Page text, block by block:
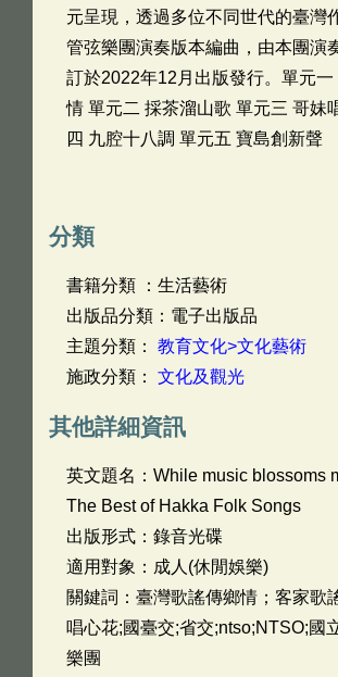
元呈現，透過多位不同世代的臺灣
管弦樂團演奏版本編曲，由本團演
訂於2022年12月出版發行。單元一
情 單元二 採茶溜山歌 單元三 哥妹
四 九腔十八調 單元五 寶島創新聲
分類
書籍分類 ：生活藝術
出版品分類：電子出版品
主題分類： 教育文化>文化藝術
施政分類： 文化及觀光
其他詳細資訊
英文題名： While music blossoms
The Best of Hakka Folk Songs
出版形式：錄音光碟
適用對象：成人(休閒娛樂)
關鍵詞：臺灣歌謠傳鄉情；客家歌
唱心花;國臺交;省交;ntso;NTSO;國
樂團